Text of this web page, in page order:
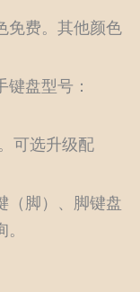
免费。其他颜色
盘型号：
可选升级配
（脚）、脚键盘